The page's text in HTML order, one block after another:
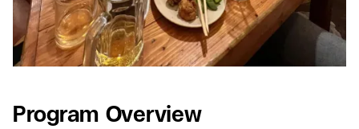
Program Overview